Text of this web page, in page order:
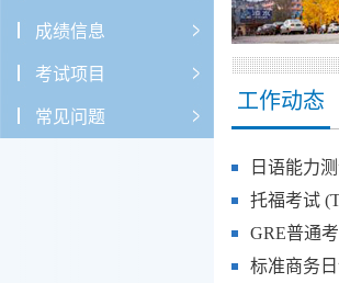
成绩信息
考试项目
常见问题
工作动态
日语能力
托福考试
GRE普通
标准商务